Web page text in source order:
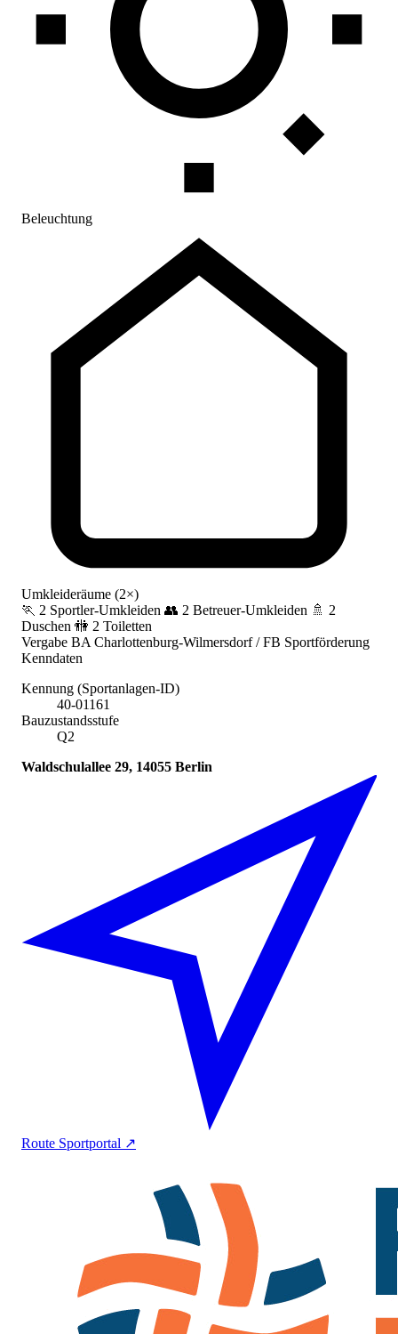
Beleuchtung
Umkleideräume (2×)
🏃 2 Sportler-Umkleiden 👥 2 Betreuer-Umkleiden 🚿 2
Duschen 🚻 2 Toiletten
Vergabe BA Charlottenburg-Wilmersdorf / FB Sportförderung
Kenndaten
Kennung (Sportanlagen-ID)
40-01161
Bauzustandsstufe
Q2
Waldschulallee 29, 14055 Berlin
Route Sportportal ↗